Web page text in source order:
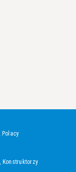
Polacy
, Konstruktorzy